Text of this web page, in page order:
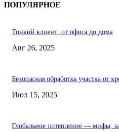
ПОПУЛЯРНОЕ
Тонкий клиент: от офиса до дома
Авг 26, 2025
Безопасная обработка участка от
Июл 15, 2025
Глобальное потепление — мифы,